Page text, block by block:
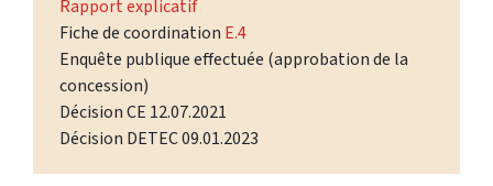
Rapport explicatif
Fiche de coordination E.4
Enquête publique effectuée (approbation de la
concession)
Décision CE 12.07.2021
Décision DETEC 09.01.2023